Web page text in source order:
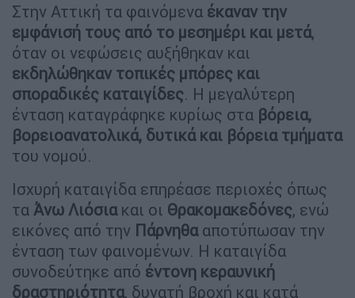
Στην Αττική τα φαινόμενα έκαναν την
εμφάνισή τους από το μεσημέρι και μετά,
όταν οι νεφώσεις αυξήθηκαν και
εκδηλώθηκαν τοπικές μπόρες και
σποραδικές καταιγίδες. Η μεγαλύτερη
ένταση καταγράφηκε κυρίως στα βόρεια,
βορειοανατολικά, δυτικά και βόρεια τμήματα
του νομού.
Ισχυρή καταιγίδα επηρέασε περιοχές όπως
τα Άνω Λιόσιακαι οι Θρακομακεδόνες, ενώ
εικόνες από την Πάρνηθααποτύπωσαν την
ένταση των φαινομένων. Η καταιγίδα
συνοδεύτηκε από έντονη κεραυνική
δραστηριότητα, δυνατή βροχή και κατά